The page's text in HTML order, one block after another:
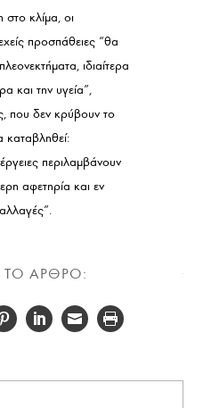
στο κλίμα, οι
προσπάθειες “θα
ιδιαίτερα
και την υγεία”,
που δεν κρύβουν το
καταβληθεί:
περιλαμβάνουν
αφετηρία και εν
ΤΟ ΑΡΘΡΟ: